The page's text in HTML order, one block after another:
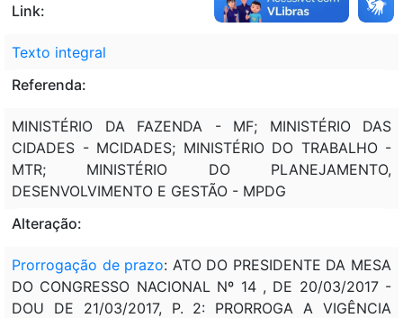
Link:
Texto integral
Referenda:
MINISTÉRIO DA FAZENDA - MF; MINISTÉRIO DAS
CIDADES - MCIDADES; MINISTÉRIO DO TRABALHO -
MTR; MINISTÉRIO DO PLANEJAMENTO,
DESENVOLVIMENTO E GESTÃO - MPDG
Alteração:
Prorrogação de prazo: ATO DO PRESIDENTE DA MESA
DO CONGRESSO NACIONAL Nº 14 , DE 20/03/2017 -
DOU DE 21/03/2017, P. 2: PRORROGA A VIGÊNCIA